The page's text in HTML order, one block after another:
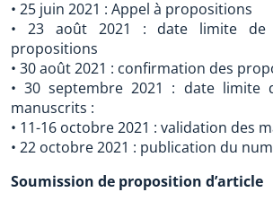
• 25 juin 2021 : Appel à propositions
• 23 août 2021 : date limite de
propositions
• 30 août 2021 : confirmation des
• 30 septembre 2021 : date limite
manuscrits :
• 11-16 octobre 2021 : validation des
• 22 octobre 2021 : publication du
Soumission de proposition d’article